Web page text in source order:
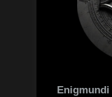
Enigmundi